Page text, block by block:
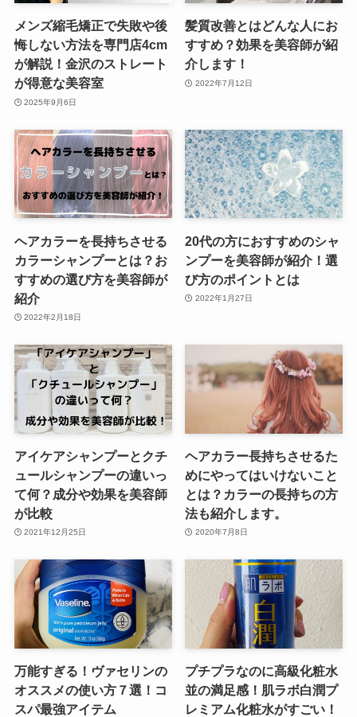
メンズ縮毛矯正で失敗や後
悔しない方法を専門店4cm
が解説！金沢のストレート
が得意な美容室
2025年9月6日
髪質改善とはどんな人にお
すすめ？効果を美容師が紹
介します！
2022年7月12日
ヘアカラーを長持ちさせる
カラーシャンプーとは？お
すすめの選び方を美容師が
紹介
2022年2月18日
20代の方におすすめのシャ
ンプーを美容師が紹介！選
び方のポイントとは
2022年1月27日
アイケアシャンプーとクチ
ュールシャンプーの違いっ
て何？成分や効果を美容師
が比較
2021年12月25日
ヘアカラー長持ちさせるた
めにやってはいけないこと
とは？カラーの長持ちの方
法も紹介します。
2020年7月8日
万能すぎる！ヴァセリンの
オススメの使い方７選！コ
スパ最強アイテム
プチプラなのに高級化粧水
並の満足感！肌ラボ白潤プ
レミアム化粧水がすごい！